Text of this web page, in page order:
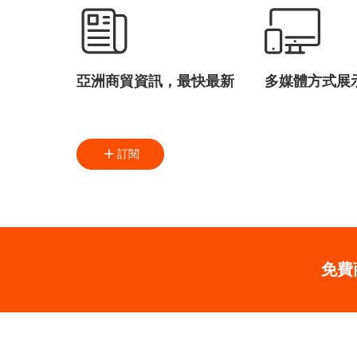
亞洲商貿資訊，最快最新 多媒體方式展
訂閱
免費